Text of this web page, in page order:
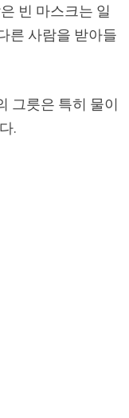
빈 마스크는 일
른 사람을 받아들
그릇은 특히 물이
.